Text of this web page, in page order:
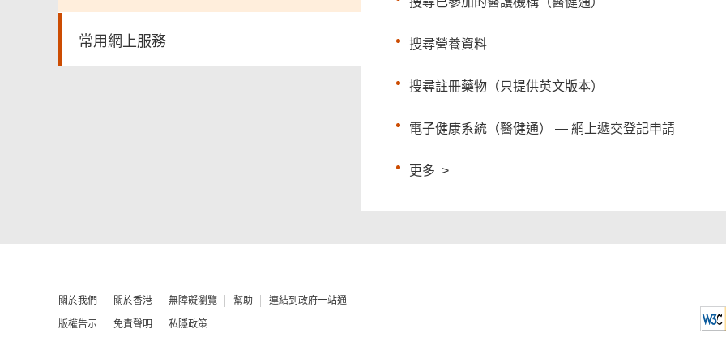
常用網上服務 搜尋營養資料
搜尋註冊藥物（只提供英文版本）
電子健康系統（醫健通） — 網上遞交登記申請
更多 >
關於我們 關於香港 無障礙瀏覽 幫助 連結到政府一站通
版權告示 免責聲明 私隱政策